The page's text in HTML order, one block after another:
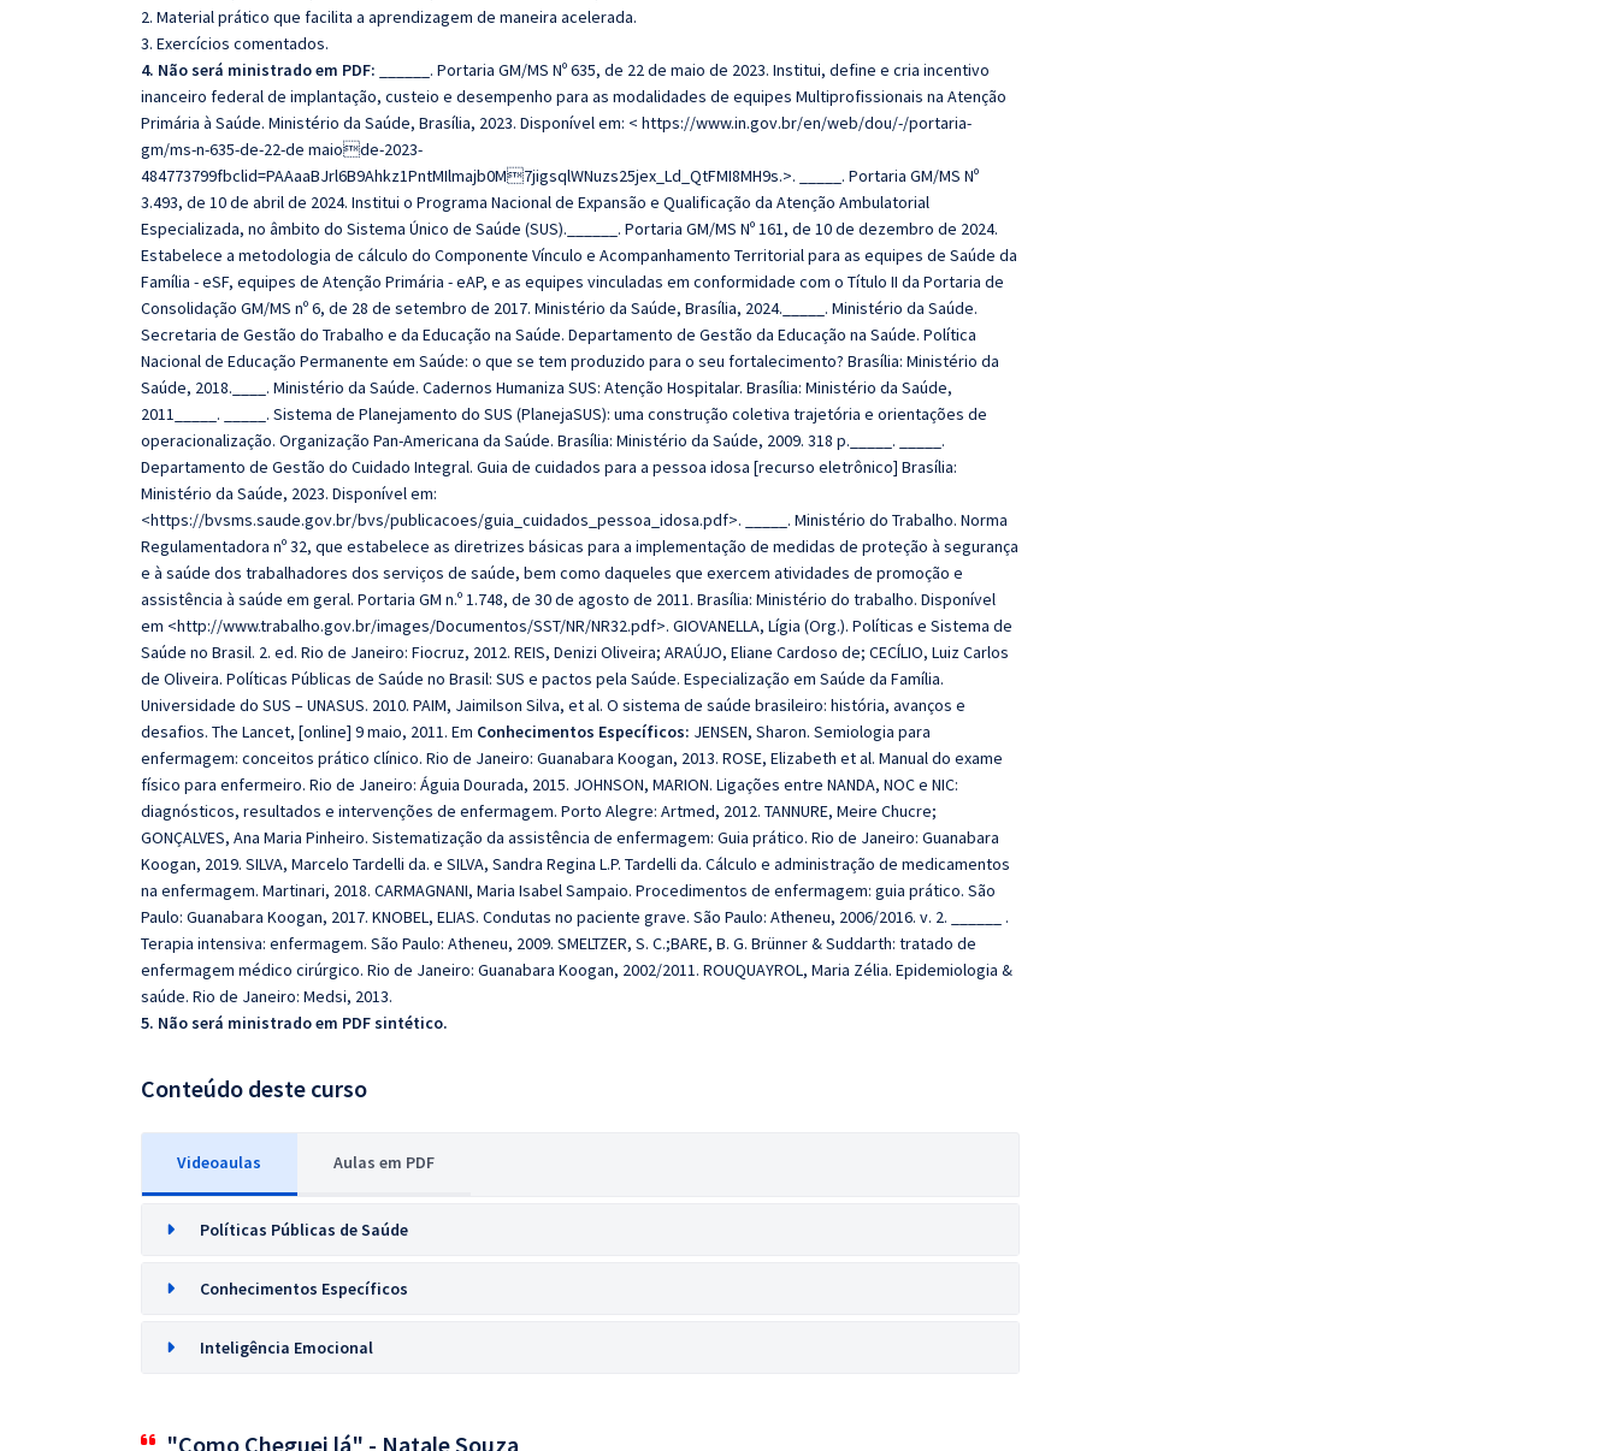
2. Material prático que facilita a aprendizagem de maneira acelerada.
3. Exercícios comentados.
4. Não será ministrado em PDF: ______. Portaria GM/MS Nº 635, de 22 de maio de 2023. Institui, define e cria incentivo
inanceiro federal de implantação, custeio e desempenho para as modalidades de equipes Multiprofissionais na Atenção
Primária à Saúde. Ministério da Saúde, Brasília, 2023. Disponível em: < https://www.in.gov.br/en/web/dou/-/portaria-
gm/ms-n-635-de-22-de maiode-2023-
484773799fbclid=PAAaaBJrl6B9Ahkz1PntMIlmajb0M7jigsqlWNuzs25jex_Ld_QtFMI8MH9s.>. _____. Portaria GM/MS Nº
3.493, de 10 de abril de 2024. Institui o Programa Nacional de Expansão e Qualificação da Atenção Ambulatorial
Especializada, no âmbito do Sistema Único de Saúde (SUS).______. Portaria GM/MS Nº 161, de 10 de dezembro de 2024.
Estabelece a metodologia de cálculo do Componente Vínculo e Acompanhamento Territorial para as equipes de Saúde da
Família - eSF, equipes de Atenção Primária - eAP, e as equipes vinculadas em conformidade com o Título II da Portaria de
Consolidação GM/MS nº 6, de 28 de setembro de 2017. Ministério da Saúde, Brasília, 2024._____. Ministério da Saúde.
Secretaria de Gestão do Trabalho e da Educação na Saúde. Departamento de Gestão da Educação na Saúde. Política
Nacional de Educação Permanente em Saúde: o que se tem produzido para o seu fortalecimento? Brasília: Ministério da
Saúde, 2018.____. Ministério da Saúde. Cadernos Humaniza SUS: Atenção Hospitalar. Brasília: Ministério da Saúde,
2011_____. _____. Sistema de Planejamento do SUS (PlanejaSUS): uma construção coletiva trajetória e orientações de
operacionalização. Organização Pan-Americana da Saúde. Brasília: Ministério da Saúde, 2009. 318 p._____. _____.
Departamento de Gestão do Cuidado Integral. Guia de cuidados para a pessoa idosa [recurso eletrônico] Brasília:
Ministério da Saúde, 2023. Disponível em:
<https://bvsms.saude.gov.br/bvs/publicacoes/guia_cuidados_pessoa_idosa.pdf>. _____. Ministério do Trabalho. Norma
Regulamentadora nº 32, que estabelece as diretrizes básicas para a implementação de medidas de proteção à segurança
e à saúde dos trabalhadores dos serviços de saúde, bem como daqueles que exercem atividades de promoção e
assistência à saúde em geral. Portaria GM n.º 1.748, de 30 de agosto de 2011. Brasília: Ministério do trabalho. Disponível
em <http://www.trabalho.gov.br/images/Documentos/SST/NR/NR32.pdf>. GIOVANELLA, Lígia (Org.). Políticas e Sistema de
Saúde no Brasil. 2. ed. Rio de Janeiro: Fiocruz, 2012. REIS, Denizi Oliveira; ARAÚJO, Eliane Cardoso de; CECÍLIO, Luiz Carlos
de Oliveira. Políticas Públicas de Saúde no Brasil: SUS e pactos pela Saúde. Especialização em Saúde da Família.
Universidade do SUS – UNASUS. 2010. PAIM, Jaimilson Silva, et al. O sistema de saúde brasileiro: história, avanços e
desafios. The Lancet, [online] 9 maio, 2011. Em Conhecimentos Específicos: JENSEN, Sharon. Semiologia para
enfermagem: conceitos prático clínico. Rio de Janeiro: Guanabara Koogan, 2013. ROSE, Elizabeth et al. Manual do exame
físico para enfermeiro. Rio de Janeiro: Águia Dourada, 2015. JOHNSON, MARION. Ligações entre NANDA, NOC e NIC:
diagnósticos, resultados e intervenções de enfermagem. Porto Alegre: Artmed, 2012. TANNURE, Meire Chucre;
GONÇALVES, Ana Maria Pinheiro. Sistematização da assistência de enfermagem: Guia prático. Rio de Janeiro: Guanabara
Koogan, 2019. SILVA, Marcelo Tardelli da. e SILVA, Sandra Regina L.P. Tardelli da. Cálculo e administração de medicamentos
na enfermagem. Martinari, 2018. CARMAGNANI, Maria Isabel Sampaio. Procedimentos de enfermagem: guia prático. São
Paulo: Guanabara Koogan, 2017. KNOBEL, ELIAS. Condutas no paciente grave. São Paulo: Atheneu, 2006/2016. v. 2. ______ .
Terapia intensiva: enfermagem. São Paulo: Atheneu, 2009. SMELTZER, S. C.;BARE, B. G. Brünner & Suddarth: tratado de
enfermagem médico cirúrgico. Rio de Janeiro: Guanabara Koogan, 2002/2011. ROUQUAYROL, Maria Zélia. Epidemiologia &
saúde. Rio de Janeiro: Medsi, 2013.
5. Não será ministrado em PDF sintético.
Conteúdo deste curso
Videoaulas Aulas em PDF
Políticas Públicas de Saúde
Conhecimentos Específicos
Inteligência Emocional
"Como Cheguei lá" - Natale Souza